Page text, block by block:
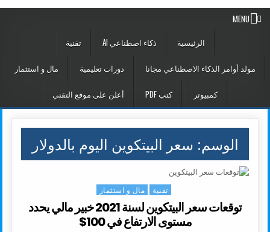
MENU
الرئيسية
ذكاء اصطناعي AI تقنية
مولد أوامر الذكاء الاصطناعي مجانا دورات تعليمية مال و استثمار
كمبيوتر كتب PDF أعلن على موقع التقني
الوسم: سعر البيتكوين اليوم بالدولار
Posted in
تقنية مال و استثمار
توقعات سعر البيتكوين لسنة 2021 خبير مالي يحدد
مستوى الارتفاع في 100$